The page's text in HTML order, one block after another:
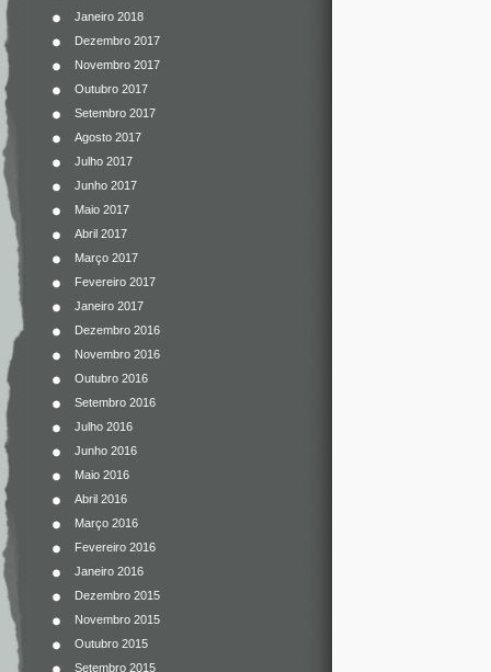
Janeiro 2018
Dezembro 2017
Novembro 2017
Outubro 2017
Setembro 2017
Agosto 2017
Julho 2017
Junho 2017
Maio 2017
Abril 2017
Março 2017
Fevereiro 2017
Janeiro 2017
Dezembro 2016
Novembro 2016
Outubro 2016
Setembro 2016
Julho 2016
Junho 2016
Maio 2016
Abril 2016
Março 2016
Fevereiro 2016
Janeiro 2016
Dezembro 2015
Novembro 2015
Outubro 2015
Setembro 2015